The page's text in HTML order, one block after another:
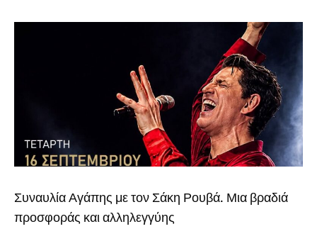
Συναυλία Αγάπης με τον Σάκη Ρουβά. Μια βραδιά
προσφοράς και αλληλεγγύης